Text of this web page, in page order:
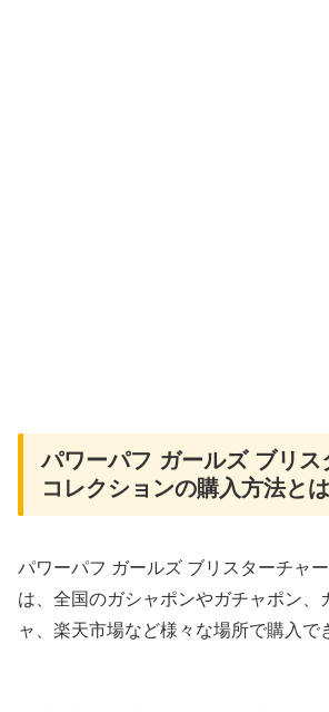
パワーパフ ガールズ ブリス
コレクションの購入方法とは
パワーパフ ガールズ ブリスターチャ
は、全国のガシャポンやガチャポン、
ャ、楽天市場など様々な場所で購入で